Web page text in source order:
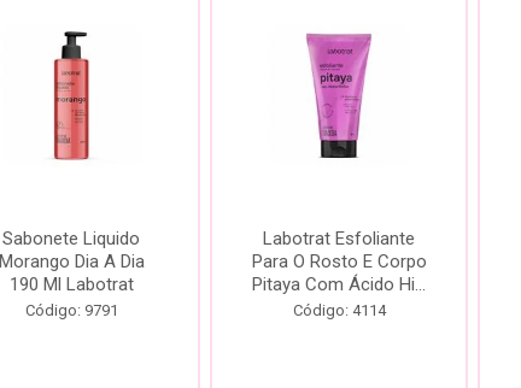
Sabonete Liquido
Morango Dia A Dia
190 Ml Labotrat
Código: 9791
Labotrat Esfoliante
Para O Rosto E Corpo
Pitaya Com Ácido Hi...
Código: 4114